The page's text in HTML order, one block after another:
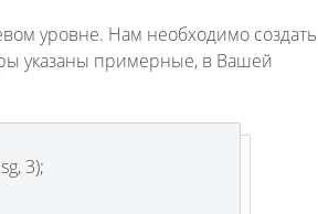
уровне. Нам необходимо создать
указаны примерные, в Вашей
3);